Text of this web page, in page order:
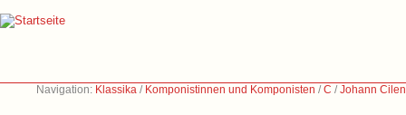
Navigation: Klassika / Komponistinnen und Komponisten /C /Johann